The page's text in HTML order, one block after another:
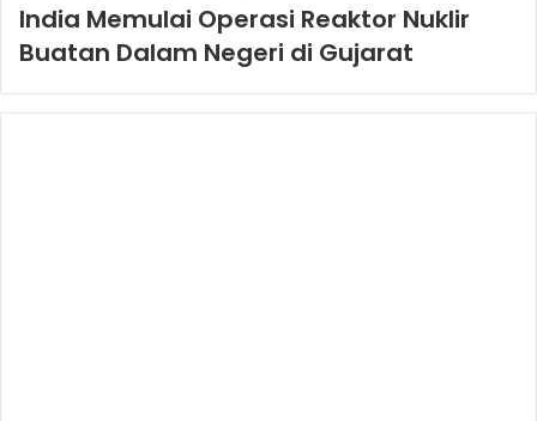
India Memulai Operasi Reaktor Nuklir
Buatan Dalam Negeri di Gujarat